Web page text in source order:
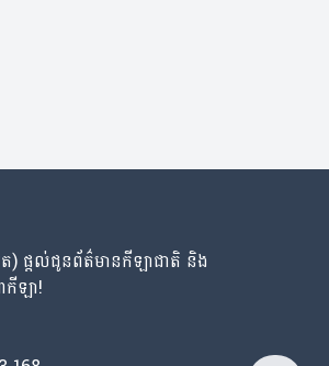
) ផ្តល់ជូនព័ត៌មានកីឡាជាតិ និង
កីឡា!